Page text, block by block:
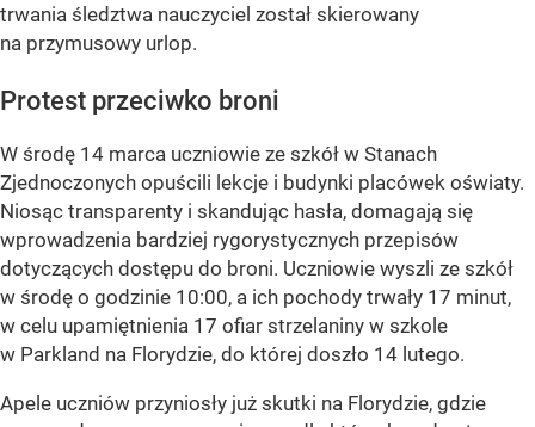
trwania śledztwa nauczyciel został skierowany
na przymusowy urlop.
Protest przeciwko broni
W środę 14 marca uczniowie ze szkół w Stanach
Zjednoczonych opuścili lekcje i budynki placówek oświaty.
Niosąc transparenty i skandując hasła, domagają się
wprowadzenia bardziej rygorystycznych przepisów
dotyczących dostępu do broni. Uczniowie wyszli ze szkół
w środę o godzinie 10:00, a ich pochody trwały 17 minut,
w celu upamiętnienia 17 ofiar strzelaniny w szkole
w Parkland na Florydzie, do której doszło 14 lutego.
Apele uczniów przyniosły już skutki na Florydzie, gdzie